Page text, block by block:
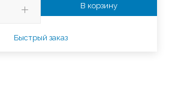
В корзину
Быстрый заказ